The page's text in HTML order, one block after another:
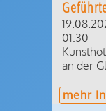
01:30
an der
mehr